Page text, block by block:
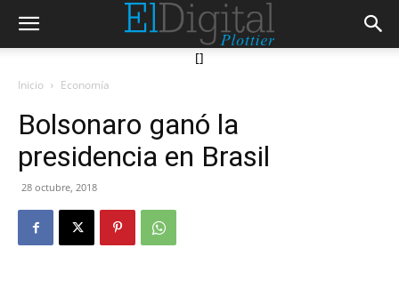
[]
Inicio Economía
Bolsonaro ganó la
presidencia en Brasil
28 octubre, 2018